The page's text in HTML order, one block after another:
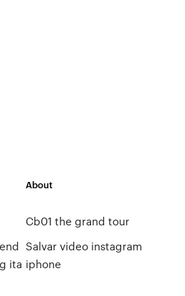
ita
About
Cb01 the grand tour
Salvar video instagram
iphone